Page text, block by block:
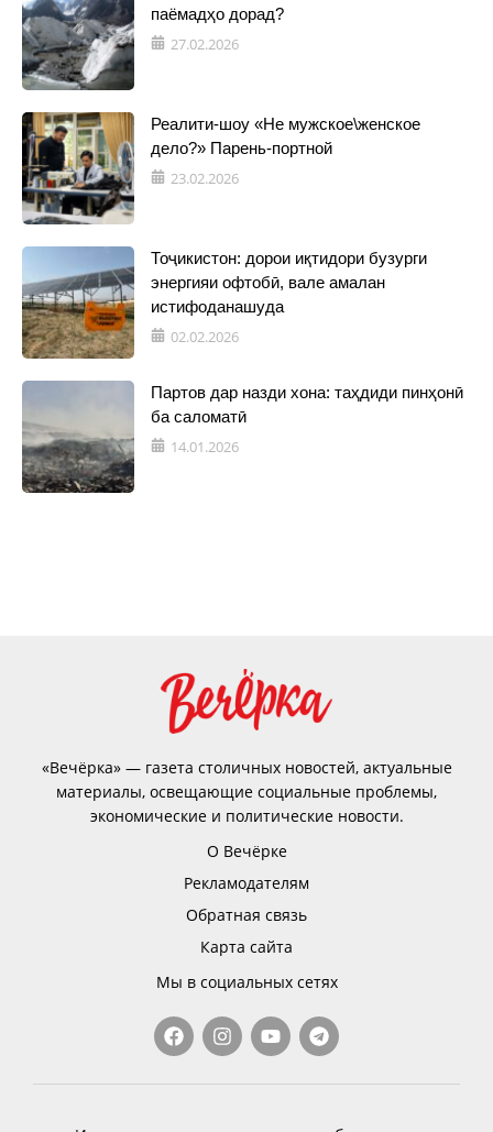
паёмадҳо дорад?
27.02.2026
Реалити-шоу «Не мужское\женское
дело?» Парень-портной
23.02.2026
Тоҷикистон: дорои иқтидори бузурги
энергияи офтобӣ, вале амалан
истифоданашуда
02.02.2026
Партов дар назди хона: таҳдиди пинҳонӣ
ба саломатӣ
14.01.2026
«Вечёрка» — газета столичных новостей, актуальные
материалы, освещающие социальные проблемы,
экономические и политические новости.
О Вечёрке
Рекламодателям
Обратная связь
Карта сайта
Мы в социальных сетях